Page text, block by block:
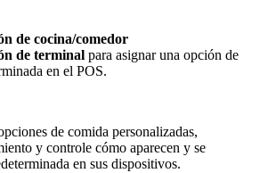
de cocina/comedor
de terminal para asignar una opción de
en el POS.
de comida personalizadas,
y controle cómo aparecen y se
en sus dispositivos.